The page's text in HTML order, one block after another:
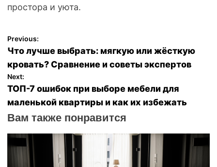
простора и уюта.
Н
а
в
и
а
Previous:
Что лучше выбрать: мягкую или жёсткую
кровать? Сравнение и советы экспертов
Next:
ТОП-7 ошибок при выборе мебели для
маленькой квартиры и как их избежать
Вам также понравится